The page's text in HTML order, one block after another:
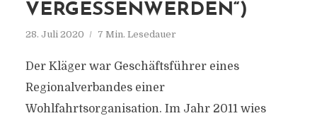
VERGESSENWERDEN“)
28. Juli 2020 7 Min. Lesedauer
Der Kläger war Geschäftsführer eines
Regionalverbandes einer
Wohlfahrtsorganisation. Im Jahr 2011 wies